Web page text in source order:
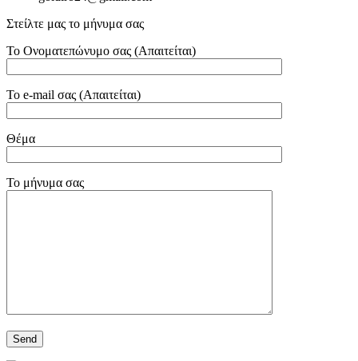
Στείλτε μας το μήνυμα σας
Το Ονοματεπώνυμο σας (Απαιτείται)
Το e-mail σας (Απαιτείται)
Θέμα
Το μήνυμα σας